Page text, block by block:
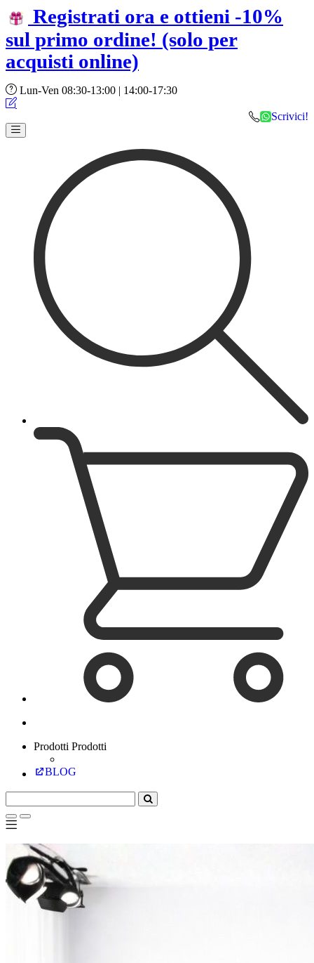
Registrati ora e ottieni -10%
sul primo ordine! (solo per
acquisti online)
Lun-Ven 08:30-13:00 | 14:00-17:30
Scrivici!
Prodotti Prodotti
BLOG